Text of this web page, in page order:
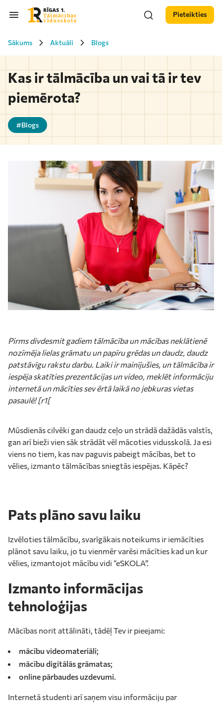
Pieteikties
Sākums Aktuāli Blogs
Kas ir tālmācība un vai tā ir tev
piemērota?
#Blogs
Pirms divdesmit gadiem tālmācība un mācības neklātienē
nozīmēja lielas grāmatu un papīru grēdas un daudz, daudz
patstāvīgu rakstu darbu. Laiki ir mainījušies, un tālmācība ir
iespēja skatīties prezentācijas un video, meklēt informāciju
internetā un mācīties sev ērtā laikā no jebkuras vietas
pasaulē! [r1[
Mūsdienās cilvēki gan daudz ceļo un strādā dažādās valstīs,
gan arī bieži vien sāk strādāt vēl mācoties vidusskolā. Ja esi
viens no tiem, kas nav paguvis pabeigt mācības, bet to
vēlies, izmanto tālmācības sniegtās iespējas. Kāpēc?
Pats plāno savu laiku
Izvēloties tālmācību, svarīgākais noteikums ir iemācīties
plānot savu laiku, jo tu vienmēr varēsi mācīties kad un kur
vēlies, izmantojot mācību vidi “eSKOLA”.
Izmanto informācijas
tehnoloģijas
Mācības norit attālināti, tādēļ Tev ir pieejami:
mācību videomateriāli;
mācību digitālās grāmatas;
online pārbaudes uzdevumi.
Internetā studenti arī saņem visu informāciju par